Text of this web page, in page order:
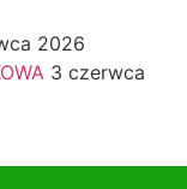
2026
3 czerwca